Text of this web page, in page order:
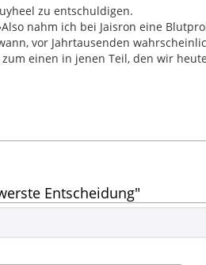
zu entschuldigen.
nahm ich bei Jaisron eine
vor Jahrtausenden
einen in jenen Teil, den wir
Entscheidung"